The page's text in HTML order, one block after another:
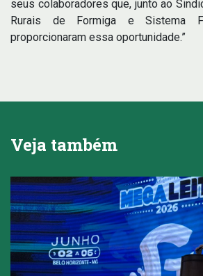
seus colaboradores que, junto ao
Rurais de Formiga e Sistema
proporcionaram essa oportunidade.”
Veja também